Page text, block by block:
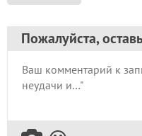
Пожалуйста,